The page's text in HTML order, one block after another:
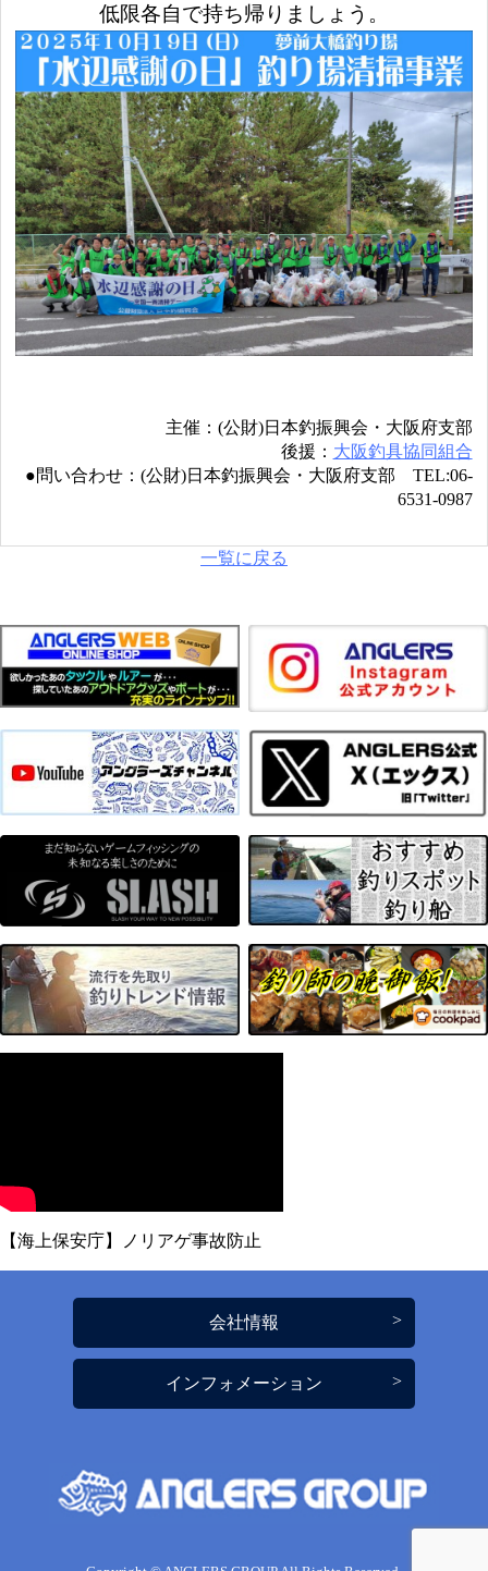
低限各自で持ち帰りましょう。
主催：(公財)日本釣振興会・大阪府支部
後援： 大阪釣具協同組合
●問い合わせ：(公財)日本釣振興会・大阪府支部 TEL:06-
6531-0987
一覧に戻る
【海上保安庁】ノリアゲ事故防止
会社情報
インフォメーション